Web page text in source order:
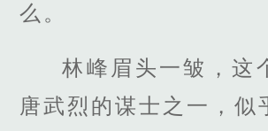
么。
林峰眉头一皱，这
唐武烈的谋士之一，似